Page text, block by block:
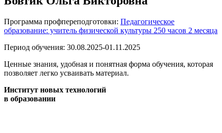
Программа профпереподготовки: Педагогическое
образование: учитель физической культуры 250 часов 2 месяца
Период обучения: 30.08.2025-01.11.2025
Ценные знания, удобная и понятная форма обучения, которая
позволяет легко усваивать материал.
Институт новых технологий
в образовании